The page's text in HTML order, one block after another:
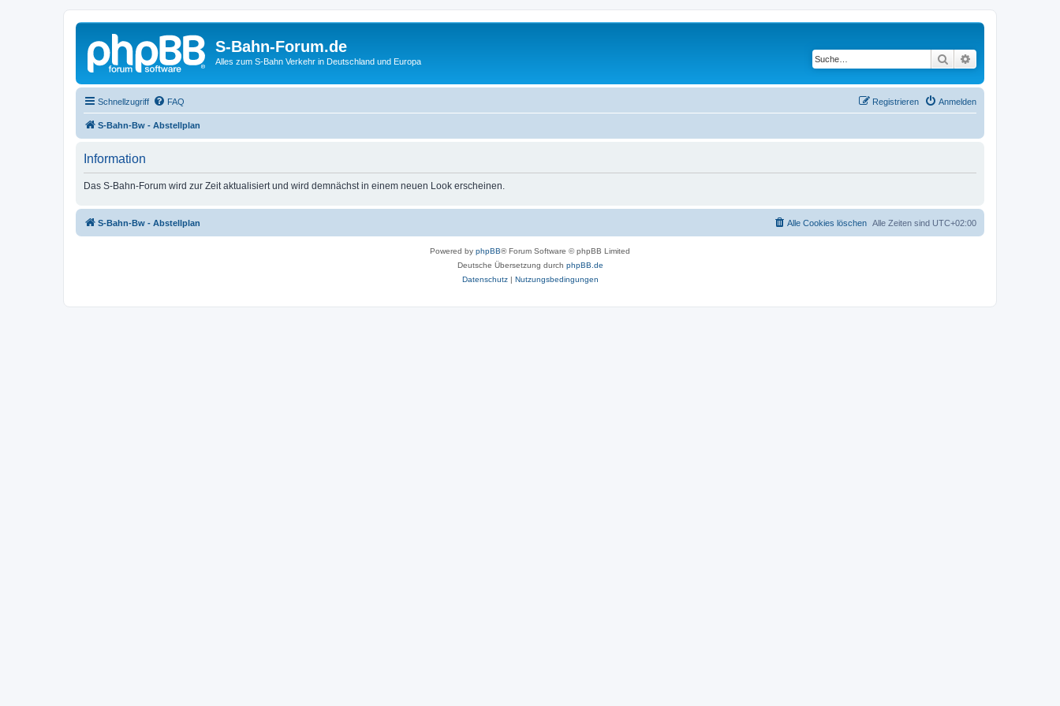
S-Bahn-Forum.de
Alles zum S-Bahn Verkehr in Deutschland und Europa Suche
Schnellzugriff FAQ Anmelden
Registrieren
S-Bahn-Bw - Abstellplan
Information
Das S-Bahn-Forum wird zur Zeit aktualisiert und wird demnächst in einem neuen Look erscheinen.
S-Bahn-Bw - Abstellplan Alle Zeiten sind UTC+02:00
Alle Cookies löschen
Powered by phpBB® Forum Software © phpBB Limited
Deutsche Übersetzung durch phpBB.de
Datenschutz| Nutzungsbedingungen